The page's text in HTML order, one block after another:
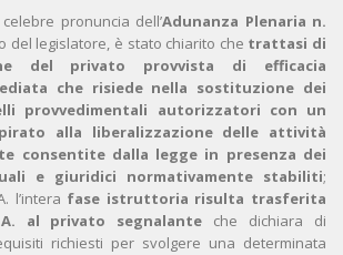
pronuncia dell’Adunanza Plenaria n.
del legislatore, è stato chiarito che trattasi di
del privato provvista di efficacia
che risiede nella sostituzione dei
provvedimentali autorizzatori con un
alla liberalizzazione delle attività
consentite dalla legge in presenza dei
e giuridici normativamente stabiliti;
l’intera fase istruttoria risulta trasferita
al privato segnalante che dichiara di
richiesti per svolgere una determinata